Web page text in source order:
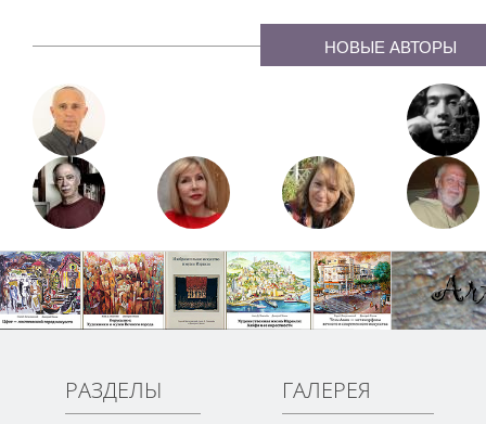
НОВЫЕ АВТОРЫ
РАЗДЕЛЫ ГАЛЕРЕЯ